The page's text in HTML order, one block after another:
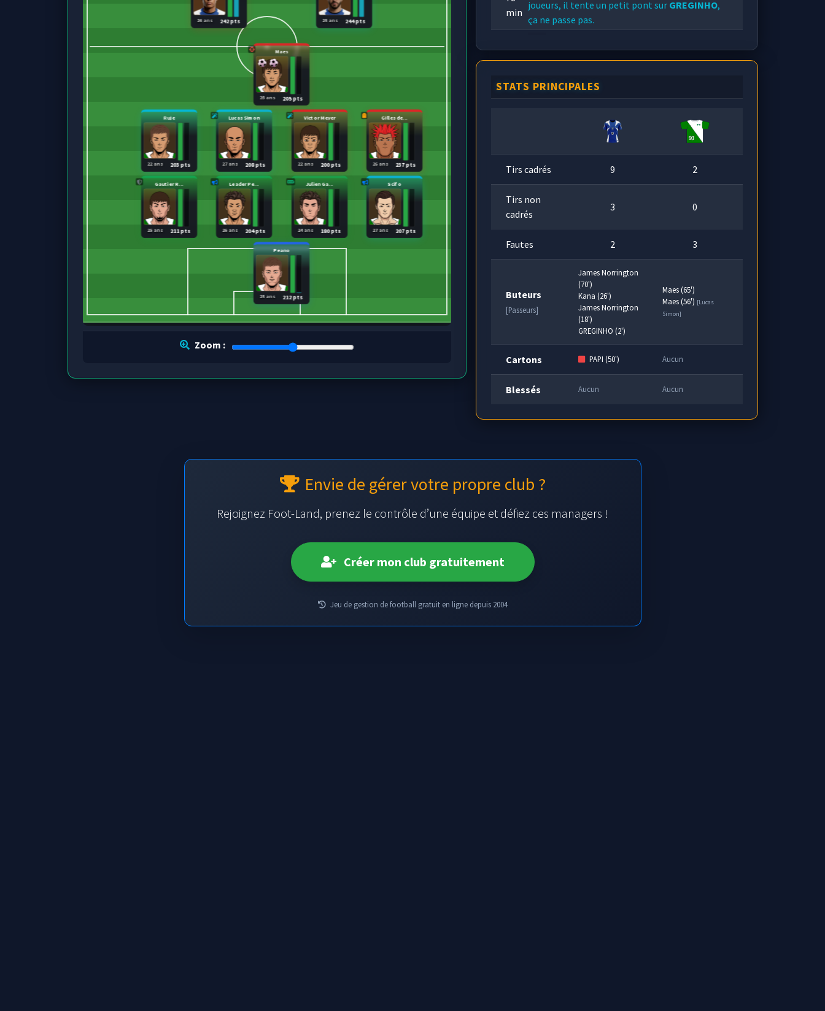
242 pts
26 ans 244 pts
25 ans
Peano
212 pts
25 ans
Gautier R...
211 pts
25 ans
Leader Pe...
204 pts
26 ans
Julien Ga...
180 pts
24 ans
Scifo
207 pts
27 ans
Ruje
203 pts
22 ans
Lucas Simon
208 pts
27 ans
Victor Meyer
200 pts
22 ans
Gilles de...
237 pts
26 ans
Maes
205 pts
28 ans
Zoom :
min
joueurs, il tente un petit pont sur GREGINHO,
ça ne passe pas.
77
min vers le but.... maisPeanone marche pas dans la
STATS PRINCIPALES
Tirs cadrés 9 2
Tirs non
cadrés
3 0
Fautes 2 3
Buteurs
[Passeurs]
James Norrington
(70')
Kana (26')
James Norrington
(18')
GREGINHO (2')
Maes (65')
Maes (56') [Lucas
Simon]
Cartons PAPI (50') Aucun
Blessés Aucun Aucun
Envie de gérer votre propre club ?
Rejoignez Foot-Land, prenez le contrôle d’une équipe et défiez ces managers !
Créer mon club gratuitement
Jeu de gestion de football gratuit en ligne depuis 2004